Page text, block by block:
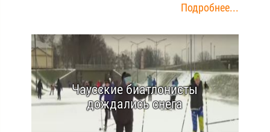
Подробнее...
Чаусские биатлонисты
дождались снега